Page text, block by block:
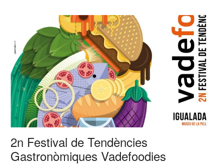
2n Festival de Tendències
Gastronòmiques Vadefoodies